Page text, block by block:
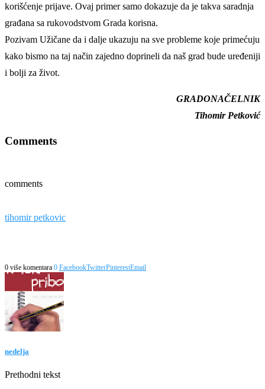
korišćenje prijave. Ovaj primer samo dokazuje da je takva saradnja
građana sa rukovodstvom Grada korisna.
Pozivam Užičane da i dalje ukazuju na sve probleme koje primećuju
kako bismo na taj način zajedno doprineli da naš grad bude uređeniji
i bolji za život.
GRADONAČELNIK
Tihomir Petković
Comments
comments
tihomir petkovic
0 više komentara 0 FacebookTwitterPinterestEmail
nedelja
Prethodni tekst